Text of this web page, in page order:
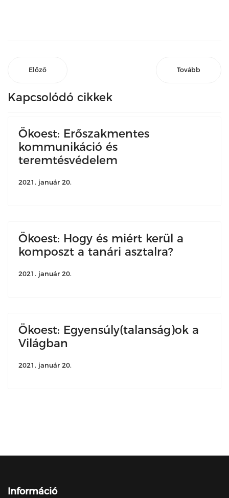
Előző Tovább
Kapcsolódó cikkek
Ökoest: Erőszakmentes
kommunikáció és
teremtésvédelem
2021. január 20.
Ökoest: Hogy és miért kerül a
komposzt a tanári asztalra?
2021. január 20.
Ökoest: Egyensúly(talanság)ok a
Világban
2021. január 20.
Információ